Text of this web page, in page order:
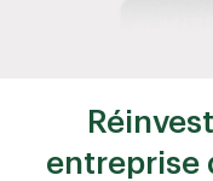
entreprise